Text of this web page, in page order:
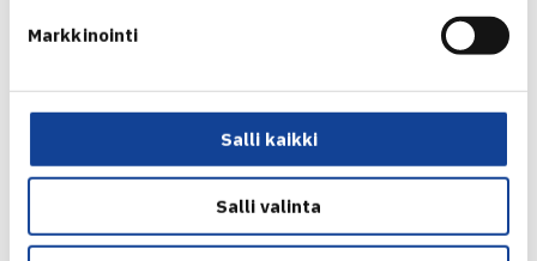
Markkinointi
Salli kaikki
Salli valinta
← Edellinen